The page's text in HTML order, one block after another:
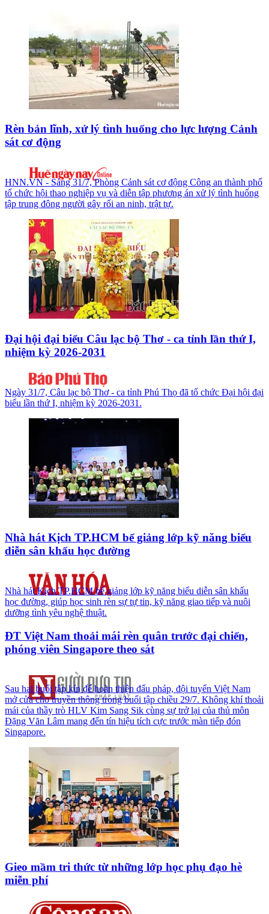
Rèn bản lĩnh, xử lý tình huống cho lực lượng Cảnh
sát cơ động
HNN.VN - Sáng 31/7, Phòng Cảnh sát cơ động Công an thành phố
tổ chức hội thao nghiệp vụ và diễn tập phương án xử lý tình huống
tập trung đông người gây rối an ninh, trật tự.
Đại hội đại biểu Câu lạc bộ Thơ - ca tỉnh lần thứ I,
nhiệm kỳ 2026-2031
Ngày 31/7, Câu lạc bộ Thơ - ca tỉnh Phú Thọ đã tổ chức Đại hội đại
biểu lần thứ I, nhiệm kỳ 2026-2031.
Nhà hát Kịch TP.HCM bế giảng lớp kỹ năng biểu
diễn sân khấu học đường
Nhà hát Kịch TP.HCM bế giảng lớp kỹ năng biểu diễn sân khấu
học đường, giúp học sinh rèn sự tự tin, kỹ năng giao tiếp và nuôi
dưỡng tình yêu nghệ thuật.
ĐT Việt Nam thoải mái rèn quân trước đại chiến,
phóng viên Singapore theo sát
Sau hai buổi tập kín để hoàn thiện đấu pháp, đội tuyển Việt Nam
mở cửa cho truyền thông trong buổi tập chiều 29/7. Không khí thoải
mái của thầy trò HLV Kim Sang Sik cùng sự trở lại của thủ môn
Đặng Văn Lâm mang đến tín hiệu tích cực trước màn tiếp đón
Singapore.
Gieo mầm tri thức từ những lớp học phụ đạo hè
miễn phí